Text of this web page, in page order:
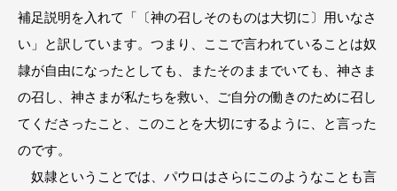
補足説明を入れて「〔神の召しそのものは大切に〕用いなさ
い」と訳しています。つまり、ここで言われていることは奴
隷が自由になったとしても、またそのままでいても、神さま
の召し、神さまが私たちを救い、ご自分の働きのために召し
てくださったこと、このことを大切にするように、と言った
のです。
奴隷ということでは、パウロはさらにこのようなことも言